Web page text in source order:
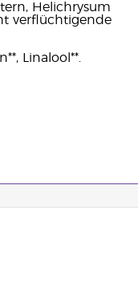
Helichrysum
verflüchtigende
Linalool**.